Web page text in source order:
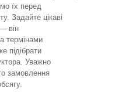
їх перед
Задайте цікаві
він
термінами
підібрати
Уважно
замовлення